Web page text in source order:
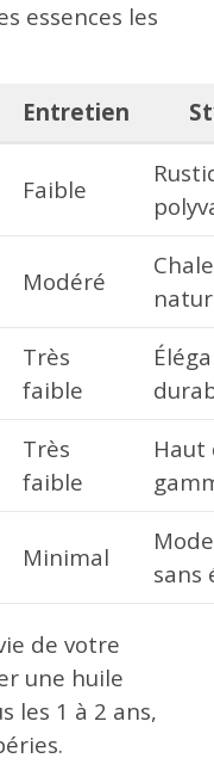
essences les
Entretien
Faible
Modéré
Très
faible
Très
faible
Haut
Minimal
sans
de votre
une huile
les 1 à 2 ans,